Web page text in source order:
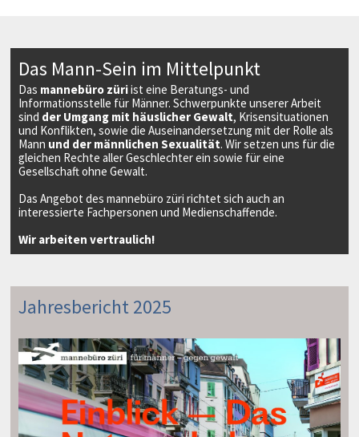
Das Mann-Sein im Mittelpunkt
Das mannebüro züriist eine Beratungs- und
Informationsstelle für Männer. Schwerpunkte unserer Arbeit
sind der Umgang mit häuslicher Gewalt, Krisensituationen
und Konflikten, sowie die Auseinandersetzung mit der Rolle als
Mann und der männlichen Sexualität. Wir setzen uns für die
gleichen Rechte aller Geschlechter ein sowie für eine
Gesellschaft ohne Gewalt.
Das Angebot des mannebüro züri richtet sich auch an
interessierte Fachpersonen und Medienschaffende.
Wir arbeiten vertraulich!
Jahresbericht 2025